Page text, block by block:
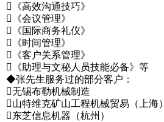
《高效沟通技巧》
《会议管理》
《国际商务礼仪》
《时间管理》
《客户关系管理》
《助理与文秘人员技能必备》等
◆张先生服务过的部分客户：
无锡布勒机械制造
山特维克矿山工程机械贸易（上海）
东芝信息机器（杭州）